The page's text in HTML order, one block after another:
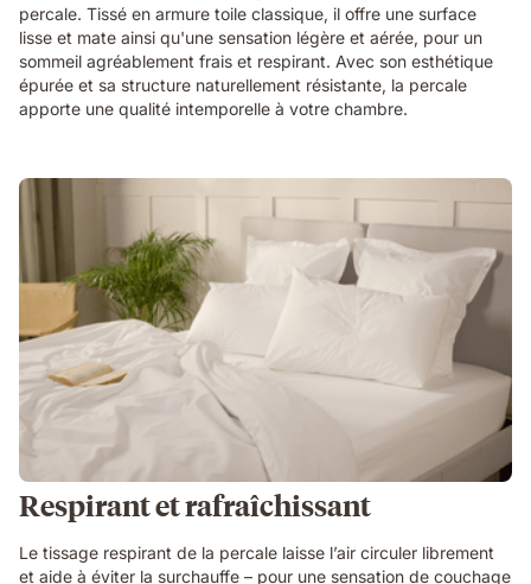
percale. Tissé en armure toile classique, il offre une surface
lisse et mate ainsi qu'une sensation légère et aérée, pour un
sommeil agréablement frais et respirant. Avec son esthétique
épurée et sa structure naturellement résistante, la percale
apporte une qualité intemporelle à votre chambre.
Respirant et rafraîchissant
Le tissage respirant de la percale laisse l’air circuler librement
et aide à éviter la surchauffe – pour une sensation de couchage